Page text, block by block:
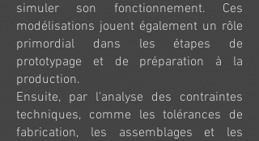
simuler son fonctionnement. Ces
modélisations jouent également un rôle
primordial dans les étapes de
prototypage et de préparation à la
production.
Ensuite, par l'analyse des contraintes
techniques, comme les tolérances de
fabrication, les assemblages et les